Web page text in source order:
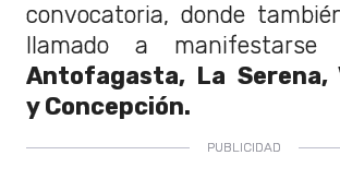
convocatoria, donde
llamado a manifestarse
Antofagasta, La Serena,
y Concepción.